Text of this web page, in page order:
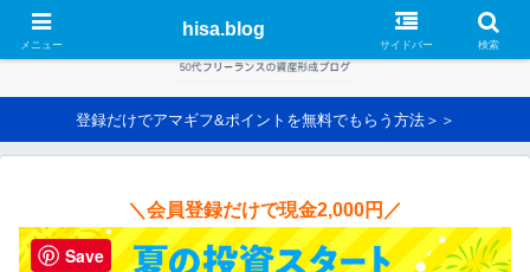
登録だけでアマギフ&ポイントを無料でもらう方法＞＞
＼会員登録だけで現金2,000円／
メニュー
hisa.blog
サイドバー 検索
Save